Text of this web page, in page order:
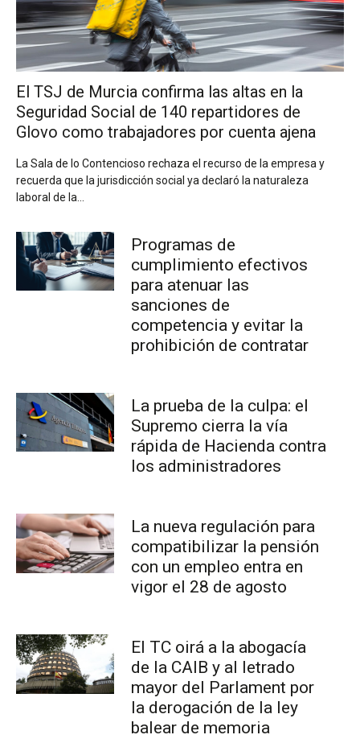
El TSJ de Murcia confirma las altas en la
Seguridad Social de 140 repartidores de
Glovo como trabajadores por cuenta ajena
La Sala de lo Contencioso rechaza el recurso de la empresa y
recuerda que la jurisdicción social ya declaró la naturaleza
laboral de la...
Programas de
cumplimiento efectivos
para atenuar las
sanciones de
competencia y evitar la
prohibición de contratar
La prueba de la culpa: el
Supremo cierra la vía
rápida de Hacienda contra
los administradores
La nueva regulación para
compatibilizar la pensión
con un empleo entra en
vigor el 28 de agosto
El TC oirá a la abogacía
de la CAIB y al letrado
mayor del Parlament por
la derogación de la ley
balear de memoria